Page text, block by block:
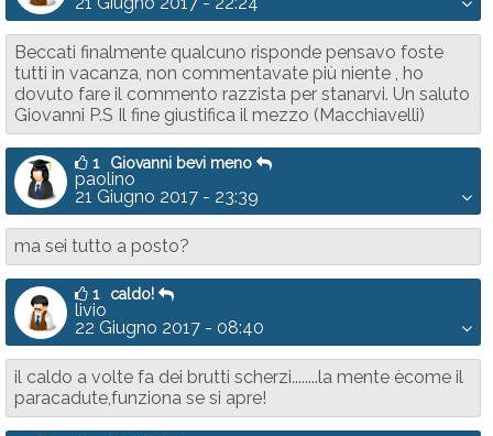
Beccati finalmente qualcuno risponde pensavo foste
tutti in vacanza, non commentavate più niente , ho
dovuto fare il commento razzista per stanarvi. Un saluto
Giovanni P.S Il fine giustifica il mezzo (Macchiavelli)
1 Giovanni bevi meno
paolino
21 Giugno 2017 - 23:39
ma sei tutto a posto?
1 caldo!
livio
22 Giugno 2017 - 08:40
il caldo a volte fa dei brutti scherzi........la mente ècome il
paracadute,funziona se si apre!